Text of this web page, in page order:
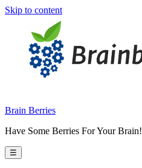
Skip to content
Brain Berries
Have Some Berries For Your Brain!
☰